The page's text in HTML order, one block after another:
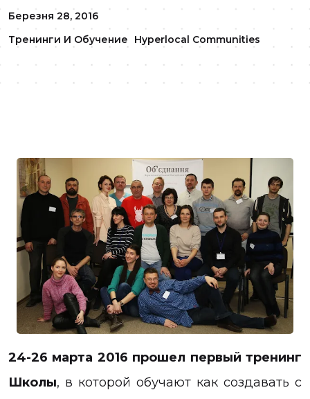
Березня 28, 2016
Тренинги И Обучение
Hyperlocal Communities
24-26 марта 2016 прошел первый тренинг
Школы, в которой обучают как создавать с